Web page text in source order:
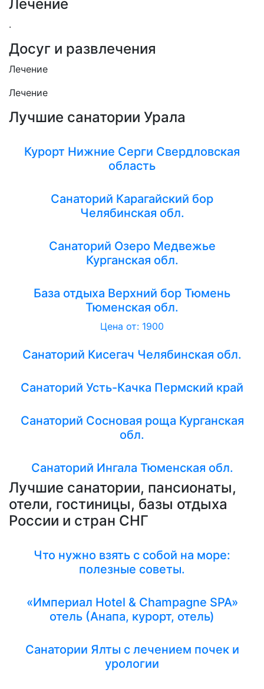
Лечение
.
Досуг и развлечения
Лечение
Лечение
Лучшие санатории Урала
Курорт Нижние Серги Свердловская
область
Санаторий Карагайский бор
Челябинская обл.
Санаторий Озеро Медвежье
Курганская обл.
База отдыха Верхний бор Тюмень
Тюменская обл.
Цена от: 1900
Санаторий Кисегач Челябинская обл.
Санаторий Усть-Качка Пермский край
Санаторий Сосновая роща Курганская
обл.
Санаторий Ингала Тюменская обл.
Лучшие санатории, пансионаты,
отели, гостиницы, базы отдыха
России и стран СНГ
Что нужно взять с собой на море:
полезные советы.
«Империал Hotel & Champagne SPA»
отель (Анапа, курорт, отель)
Санатории Ялты с лечением почек и
урологии